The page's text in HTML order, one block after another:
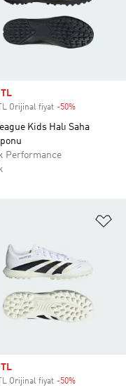
TL
Orijinal fiyat -50%
Kids Halı Saha
Performance
TL
Orijinal fiyat -50%